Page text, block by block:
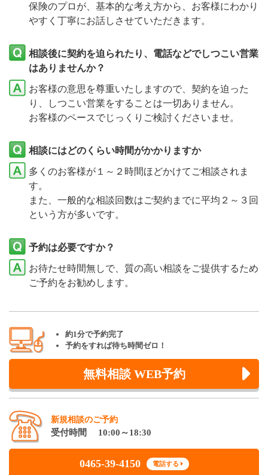
保険のプロが、基本的な考え方から、お客様にわかり
やすく丁寧にお話しさせていただきます。
相談後に契約を迫られたり、電話などでしつこい営業
はありませんか？
お客様の意思を尊重いたしますので、契約を迫った
り、しつこい営業をすることは一切ありません。
お客様のペースでじっくりご検討くださいませ。
相談にはどのくらい時間がかかりますか
多くのお客様が１～２時間ほどかけてご相談されま
す。
また、一般的な相談回数はご契約までに平均２～３回
という方が多いです。
予約は必要ですか？
お待たせ時間無しで、質の高い相談をご提供するため
ご予約をお勧めします。
約1分で予約完了
予約をすれば待ち時間ゼロ！
無料相談 WEB予約
新規相談のご予約
受付時間 10:00～18:30
0465-39-4150 電話する